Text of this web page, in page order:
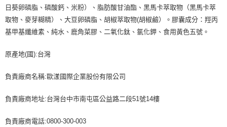
日葵卵磷脂、磷酸鈣、米粉）、脂肪酸甘油酯、黑馬卡萃取物（黑馬卡萃
取物、麥芽糊精）、大豆卵磷脂、胡椒萃取物(胡椒鹼）。膠囊成分：羥丙
基甲基纖維素、純水、鹿角菜膠、二氧化鈦、氯化鉀、食用黃色五號。
原產地(國):台灣
負責廠商名稱:歐漾國際企業股份有限公司
負責廠商地址:台灣台中市南屯區公益路二段51號14樓
負責廠商電話:0800-300-003